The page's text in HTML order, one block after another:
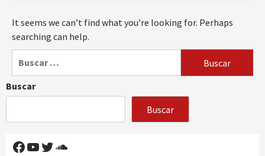
It seems we can’t find what you’re looking for. Perhaps
searching can help.
Buscar
Buscar
Facebook
YouTube
Twitter
SoundCloud